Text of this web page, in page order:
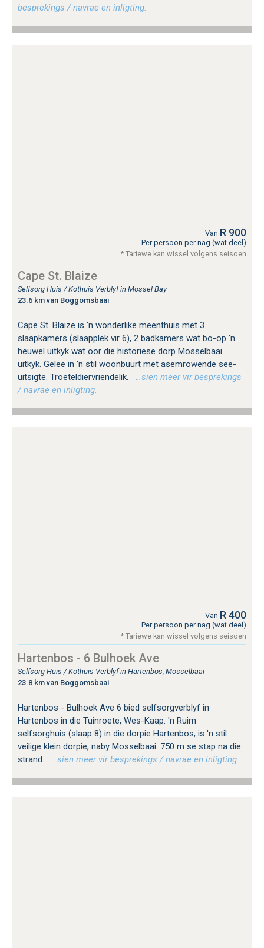
besprekings / navrae en inligting.
Van R 900
Per persoon per nag (wat deel)
* Tariewe kan wissel volgens seisoen
Cape St. Blaize
Selfsorg Huis / Kothuis Verblyf in Mossel Bay
23.6 km van Boggomsbaai
Cape St. Blaize is 'n wonderlike meenthuis met 3
slaapkamers (slaapplek vir 6), 2 badkamers wat bo-op 'n
heuwel uitkyk wat oor die historiese dorp Mosselbaai
uitkyk. Geleë in 'n stil woonbuurt met asemrowende see-
uitsigte. Troeteldiervriendelik.
…sien meer vir besprekings
/ navrae en inligting.
Van R 400
Per persoon per nag (wat deel)
* Tariewe kan wissel volgens seisoen
Hartenbos - 6 Bulhoek Ave
Selfsorg Huis / Kothuis Verblyf in Hartenbos, Mosselbaai
23.8 km van Boggomsbaai
Hartenbos - Bulhoek Ave 6 bied selfsorgverblyf in
Hartenbos in die Tuinroete, Wes-Kaap. 'n Ruim
selfsorghuis (slaap 8) in die dorpie Hartenbos, is 'n stil
veilige klein dorpie, naby Mosselbaai. 750 m se stap na die
strand.
…sien meer vir besprekings / navrae en inligting.